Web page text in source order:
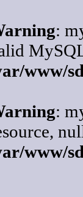
:
www/
:
www/